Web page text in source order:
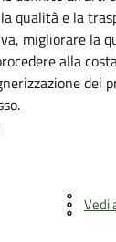
qualità e la
migliorare la
alla
dei
Vedi